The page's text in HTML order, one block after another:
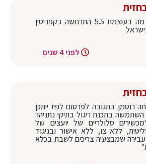
רעידת אדמה בעוצמת 5.5 התרחשה בקפריסין
לפני 4 שנים
רוטמן בתגובה לפרסום לפיו ייתכן
בתכנת ריגול בתיקי נתניהו:
סלולריים של יועצים של
ללא צו, ללא אישור ובניגוד
שמבצעיה צריכים לשבת בכלא